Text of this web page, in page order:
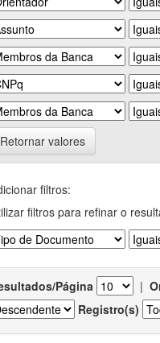
Retornar valores
filtros:
filtros para refinar o
Página |
Registro(s)